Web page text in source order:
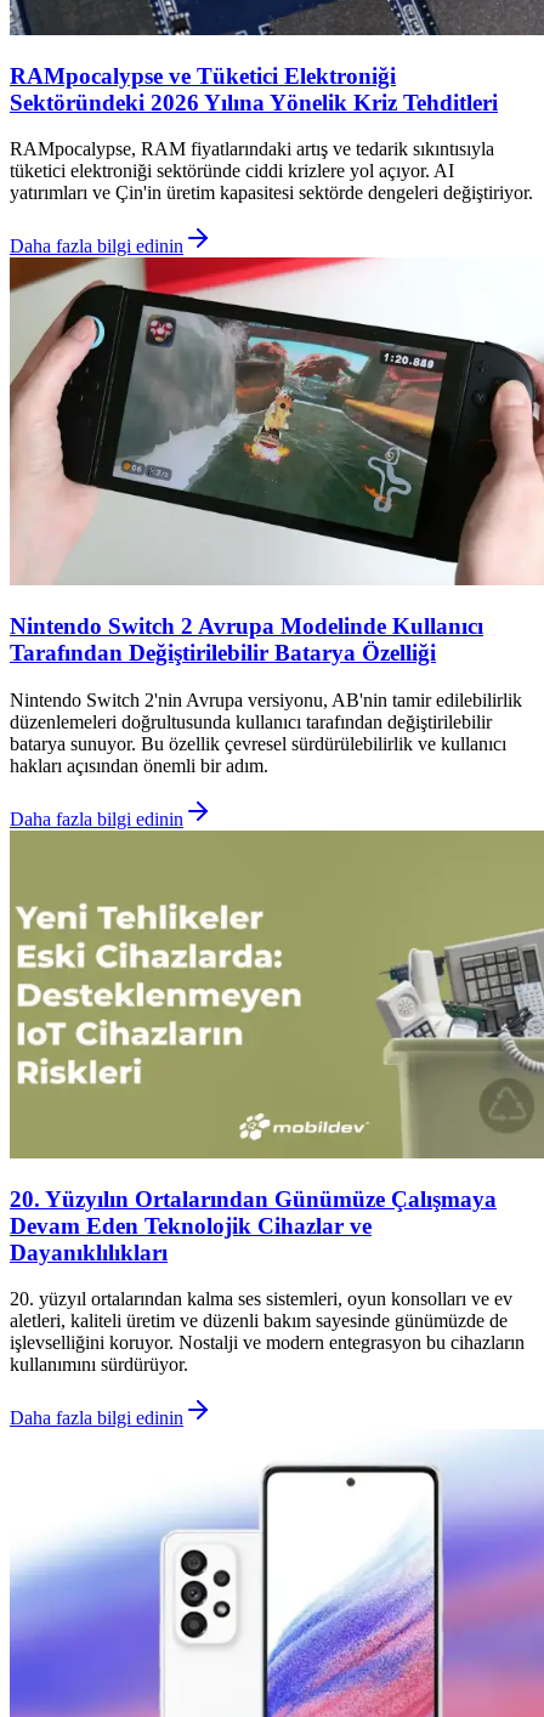
RAMpocalypse ve Tüketici Elektroniği
Sektöründeki 2026 Yılına Yönelik Kriz Tehditleri
RAMpocalypse, RAM fiyatlarındaki artış ve tedarik sıkıntısıyla
tüketici elektroniği sektöründe ciddi krizlere yol açıyor. AI
yatırımları ve Çin'in üretim kapasitesi sektörde dengeleri değiştiriyor.
Daha fazla bilgi edinin
Nintendo Switch 2 Avrupa Modelinde Kullanıcı
Tarafından Değiştirilebilir Batarya Özelliği
Nintendo Switch 2'nin Avrupa versiyonu, AB'nin tamir edilebilirlik
düzenlemeleri doğrultusunda kullanıcı tarafından değiştirilebilir
batarya sunuyor. Bu özellik çevresel sürdürülebilirlik ve kullanıcı
hakları açısından önemli bir adım.
Daha fazla bilgi edinin
20. Yüzyılın Ortalarından Günümüze Çalışmaya
Devam Eden Teknolojik Cihazlar ve
Dayanıklılıkları
20. yüzyıl ortalarından kalma ses sistemleri, oyun konsolları ve ev
aletleri, kaliteli üretim ve düzenli bakım sayesinde günümüzde de
işlevselliğini koruyor. Nostalji ve modern entegrasyon bu cihazların
kullanımını sürdürüyor.
Daha fazla bilgi edinin